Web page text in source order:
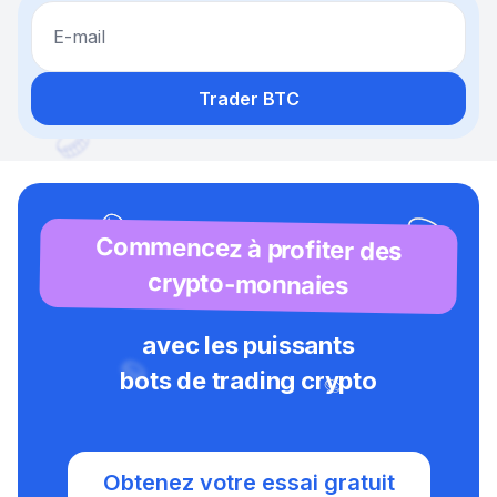
E-mail
Trader BTC
Commencez à profiter des
crypto-monnaies
avec les puissants
bots de trading crypto
Obtenez votre essai gratuit